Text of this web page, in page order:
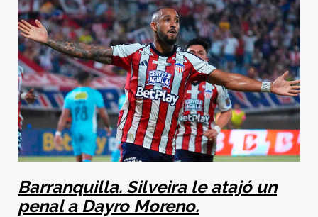
Barranquilla. Silveira le atajó un
penal a Dayro Moreno.